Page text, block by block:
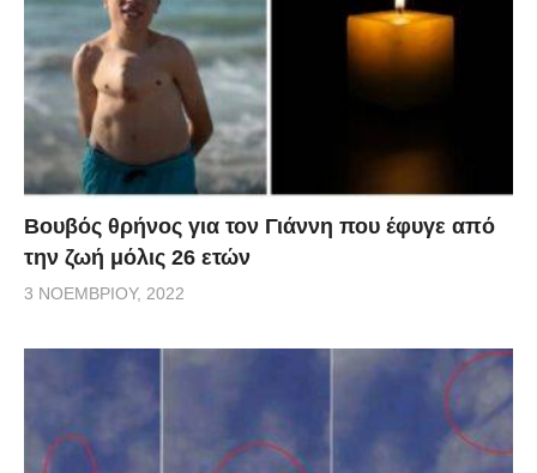
Βουβός θρήνος για τον Γιάννη που έφυγε από
την ζωή μόλις 26 ετών
3 ΝΟΕΜΒΡΊΟΥ, 2022